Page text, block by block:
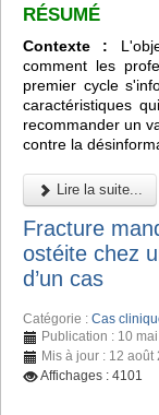
RÉSUMÉ
Contexte :
comment les
premier cycle
caractéristiques
recommander un
contre la
Lire la suite...
Fracture
ostéite chez
d’un cas
Catégorie : Cas
Publication : 10
Mis à jour : 12 août
Affichages : 4101